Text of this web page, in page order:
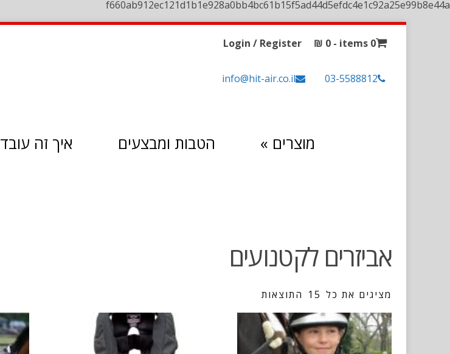
f660ab912ec121d1b1e928a0bb4bc61b15f5ad44d5efdc4e1c92a25e99b8e44a
0 items -
₪ 0
Login / Register
03-5588812
info@hit-air.co.il
איך זה עובד הטבות ומבצעים מוצרים »
אביזרים לקטנועים
מציגים את כל ⁦15⁩ התוצאות